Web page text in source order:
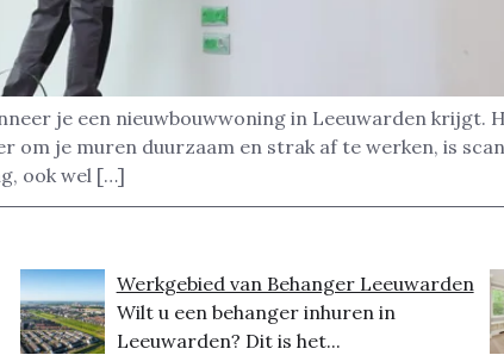
je een nieuwbouwwoning in Leeuwarden krijgt.
om je muren duurzaam en strak af te werken, is
ook wel […]
Werkgebied van Behanger Leeuwarden
Wilt u een behanger inhuren in
Leeuwarden? Dit is het...